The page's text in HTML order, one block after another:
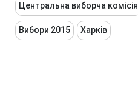
Центральна виборча комісія
Вибори 2015 Харків